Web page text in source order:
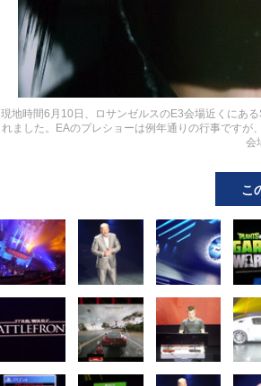
現地時間6月10日、ロサンゼルスのE3会場近くにあ
れました。EAのプレショーは例年通りの行事ですが
会
こ